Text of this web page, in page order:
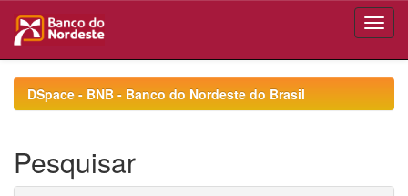
navigationDSpace - BNB - Banco do Nordeste do Brasil
Pesquisar